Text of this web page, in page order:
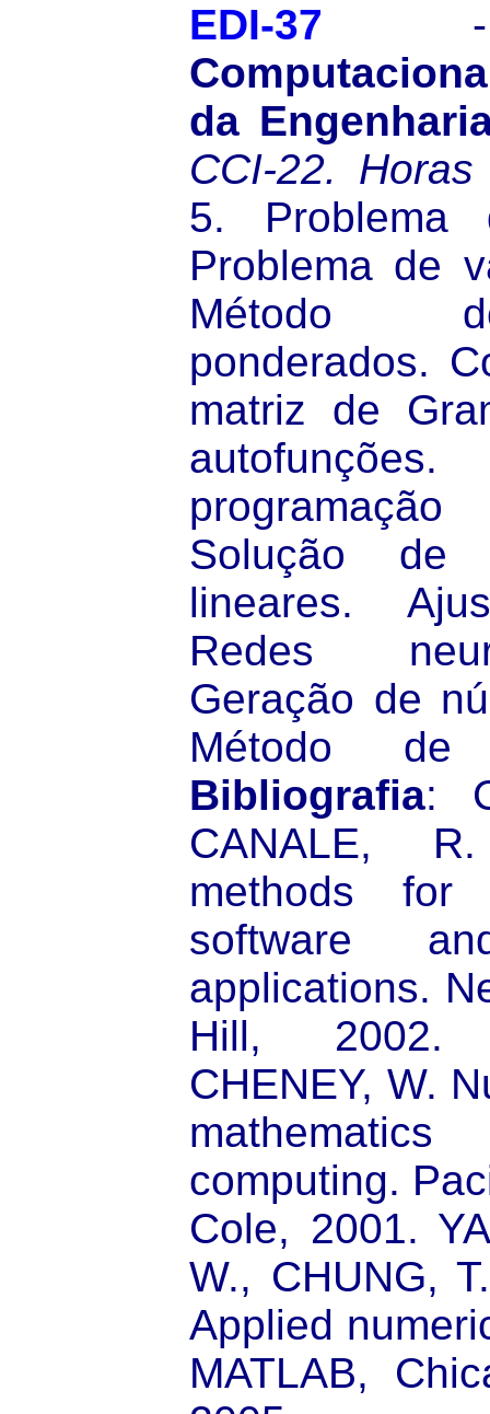
EDI-37
da
CCI-22. Horas
5. Problema
Problema de
Método
ponderados.
matriz de
Solução de
lineares.
Redes
Geração de
Método de
Bibliografia:
CANALE,
methods for
software
applications.
Hill, 2002.
CHENEY, W.
computing.
Cole, 2001.
W., CHUNG,
Applied
MATLAB,